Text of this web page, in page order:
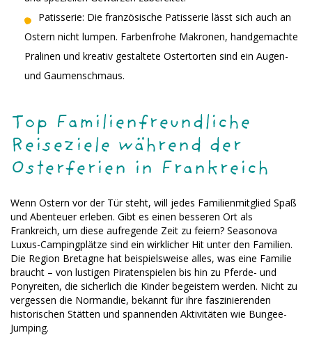
Patisserie: Die französische Patisserie lässt sich auch an
Ostern nicht lumpen. Farbenfrohe Makronen, handgemachte
Pralinen und kreativ gestaltete Ostertorten sind ein Augen-
und Gaumenschmaus.
Top Familienfreundliche
Reiseziele während der
Osterferien in Frankreich
Wenn Ostern vor der Tür steht, will jedes Familienmitglied Spaß
und Abenteuer erleben. Gibt es einen besseren Ort als
Frankreich, um diese aufregende Zeit zu feiern? Seasonova
Luxus-Campingplätze sind ein wirklicher Hit unter den Familien.
Die Region Bretagne hat beispielsweise alles, was eine Familie
braucht – von lustigen Piratenspielen bis hin zu Pferde- und
Ponyreiten, die sicherlich die Kinder begeistern werden. Nicht zu
vergessen die Normandie, bekannt für ihre faszinierenden
historischen Stätten und spannenden Aktivitäten wie Bungee-
Jumping.